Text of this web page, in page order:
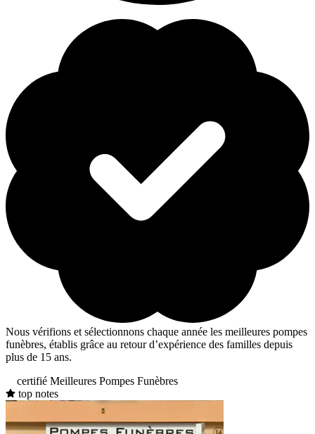
Nous vérifions et sélectionnons chaque année les meilleures pompes
funèbres, établis grâce au retour d’expérience des familles depuis
plus de 15 ans.
certifié Meilleures Pompes Funèbres
top notes